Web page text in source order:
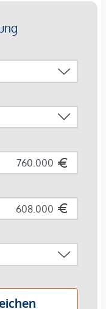
2029 befristet
Kaufpreis
beträgt
Vermittler und
oder
Credit Broker
aus dem
sind ausschließlich